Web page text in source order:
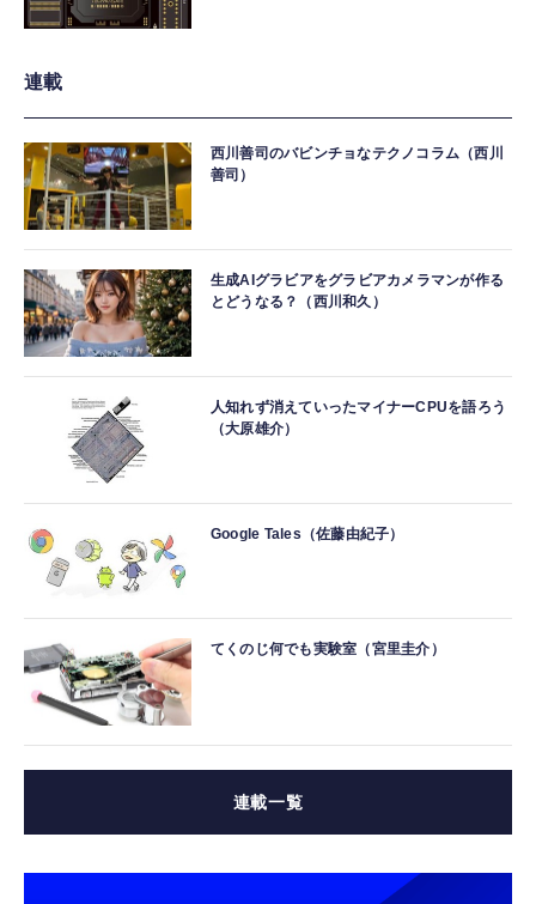
連載
西川善司のバビンチョなテクノコラム（西川
善司）
生成AIグラビアをグラビアカメラマンが作る
とどうなる？（西川和久）
人知れず消えていったマイナーCPUを語ろう
（大原雄介）
Google Tales（佐藤由紀子）
てくのじ何でも実験室（宮里圭介）
連載一覧